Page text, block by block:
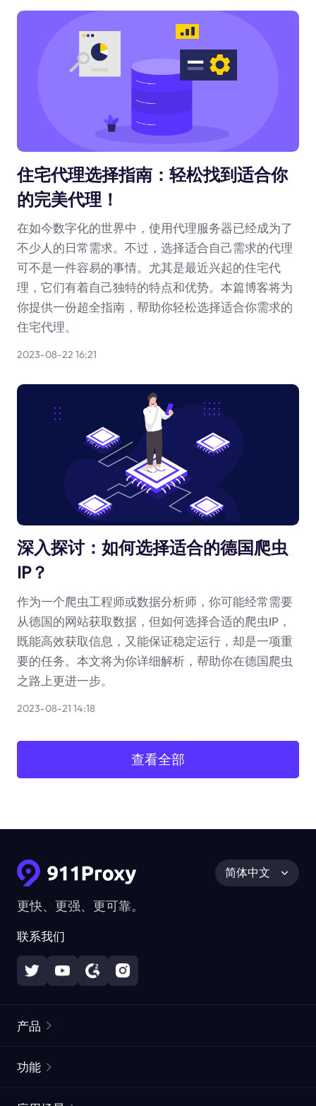
住宅代理选择指南：轻松找到适合你
的完美代理！
在如今数字化的世界中，使用代理服务器已经成为了
不少人的日常需求。不过，选择适合自己需求的代理
可不是一件容易的事情。尤其是最近兴起的住宅代
理，它们有着自己独特的特点和优势。本篇博客将为
你提供一份超全指南，帮助你轻松选择适合你需求的
住宅代理。
2023-08-22 16:21
深入探讨：如何选择适合的德国爬虫
IP？
作为一个爬虫工程师或数据分析师，你可能经常需要
从德国的网站获取数据，但如何选择合适的爬虫IP，
既能高效获取信息，又能保证稳定运行，却是一项重
要的任务。本文将为你详细解析，帮助你在德国爬虫
之路上更进一步。
2023-08-21 14:18
查看全部
更快、更强、更可靠。
联系我们
简体中文
产品
功能